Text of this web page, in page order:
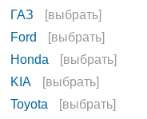
ГАЗ
[выбрать]
Ford
[выбрать]
Honda
[выбрать]
KIA
[выбрать]
Toyota
[выбрать]